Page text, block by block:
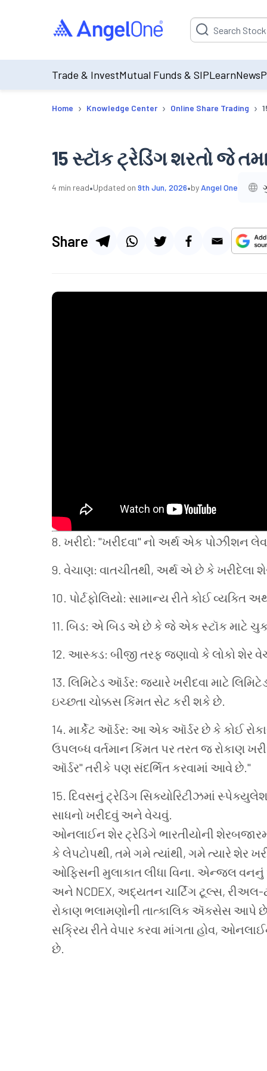
Suggestion will be
Trade & InvestMutual Funds & SIPLearnNews
Home › Knowledge Center › Online Share Trading ›
15 સ્ટૉક ટ્રેડિંગ શરતો જે
4 min read•Updated on 9th Jun, 2026•by Angel One
Share
8. ખરીદો: "ખરીદવા" નો અર્થ એક પોઝીશન
9. વેચાણ: વાતચીતથી, અર્થ એ છેકેખરીદેલા
10. પોર્ટફોલિયો: સામાન્ય રીતેકોઈવ્યક્તિ
11. બિડ: એ બિડ એ છેકેજે એક સ્ટૉકમાટે
12. આસ્ક્ડ: બીજી તરફજણાવો કેલોકો શેર
13. લિમિટેડ ઑર્ડર: જ્યારેખરીદવા માટે
ઇચ્છતા ચોક્કસ કિંમત સેટ કરી શકે છે.
14. માર્કેટ ઑર્ડર: આ એક ઑર્ડર છેકેકોઈ
ઉપલબ્ધ વર્તમાન કિંમત પરતરતજ રોકાણ
ઑર્ડર" તરીકે પણ સંદર્ભિતકરવામાં આવે છે."
15. દિવસનું ટ્રેડિંગ સિક્યોરિટીઝમાં
સાધનો ખરીદવું અને વેચવું.
ઓનલાઈન શેર ટ્રેડિંગે ભારતીયોની
કે લેપટોપથી, તમે ગમે ત્યાંથી, ગમે ત્યારે શેર
ઓફિસની મુલાકાત લીધા વિના. એન્જલ વનનું
અને NCDEX, અદ્યતન ચાર્ટિંગ ટૂલ્સ, રીઅલ-
રોકાણ ભલામણોની તાત્કાલિક ઍક્સેસ આપે છે.
સક્રિય રીતે વેપાર કરવા માંગતા હોવ,
છે.